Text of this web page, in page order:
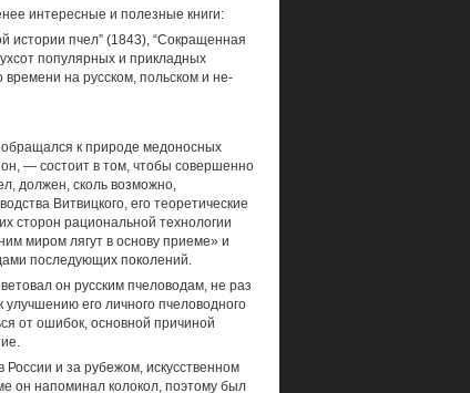
интересные и полезные книги:
истории пчел” (1843), “Сокращенная
популярных и прикладных
времени на русском, польском и не­
об­ращался к природе медоносных
— состоит в том, чтобы совершенно
должен, сколь возможно,
Витвицкого, его теоретические
сторон рациональной технологии
миром лягут в основу приеме» и
последующих поколений.
он русским пчеловодам, не раз
его личного пче­ловодного
от ошибок, основной причиной
и за рубежом, искусственном
он напоминал колокол, поэтому был